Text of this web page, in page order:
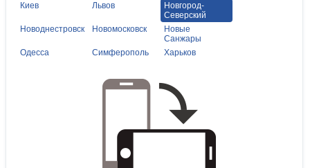
Киев
Львов
Новгород-
Северский
Новоднестровск
Новомосковск
Новые
Санжары
Одесса
Симферополь Харьков